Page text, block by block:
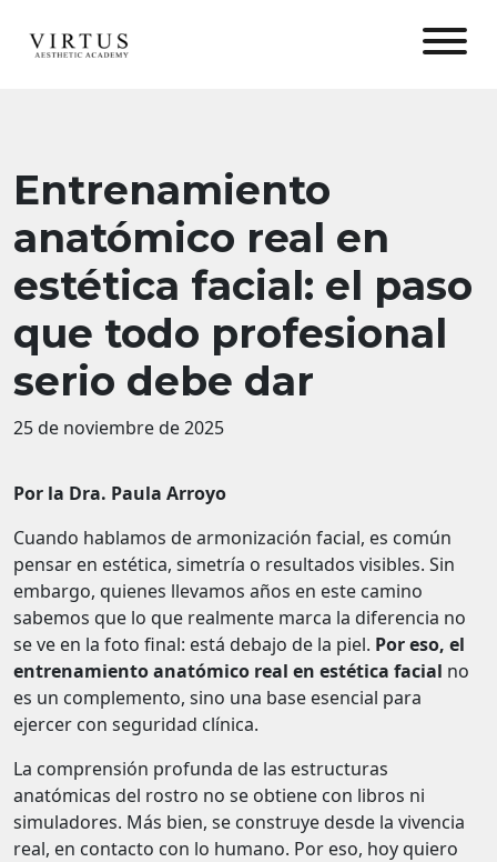
Entrenamiento
anatómico real en
estética facial: el paso
que todo profesional
serio debe dar
25 de noviembre de 2025
Por la Dra. Paula Arroyo
Cuando hablamos de armonización facial, es común
pensar en estética, simetría o resultados visibles. Sin
embargo, quienes llevamos años en este camino
sabemos que lo que realmente marca la diferencia no
se ve en la foto final: está debajo de la piel. Por eso, el
entrenamiento anatómico real en estética facial no
es un complemento, sino una base esencial para
ejercer con seguridad clínica.
La comprensión profunda de las estructuras
anatómicas del rostro no se obtiene con libros ni
simuladores. Más bien, se construye desde la vivencia
real, en contacto con lo humano. Por eso, hoy quiero